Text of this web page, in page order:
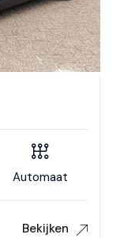
Automaat
Bekijken